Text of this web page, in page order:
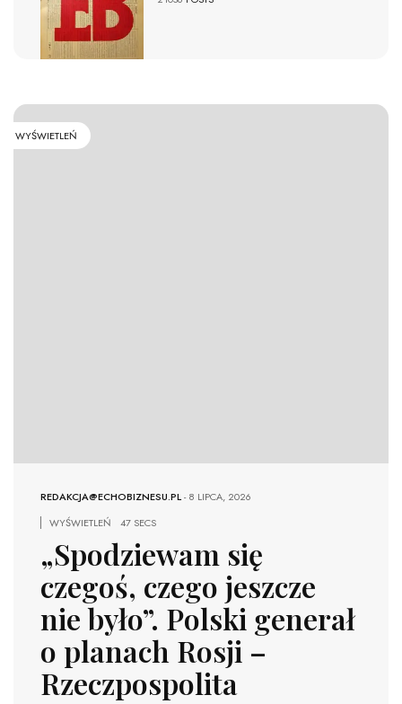
WYŚWIETLEŃ
REDAKCJA@ECHOBIZNESU.PL-8 LIPCA, 2026
WYŚWIETLEŃ
47 SECS
„Spodziewam się
czegoś, czego jeszcze
nie było”. Polski generał
o planach Rosji –
Rzeczpospolita